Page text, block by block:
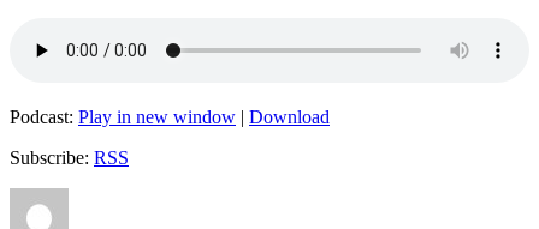
Podcast: Play in new window
Download
Subscribe: RSS